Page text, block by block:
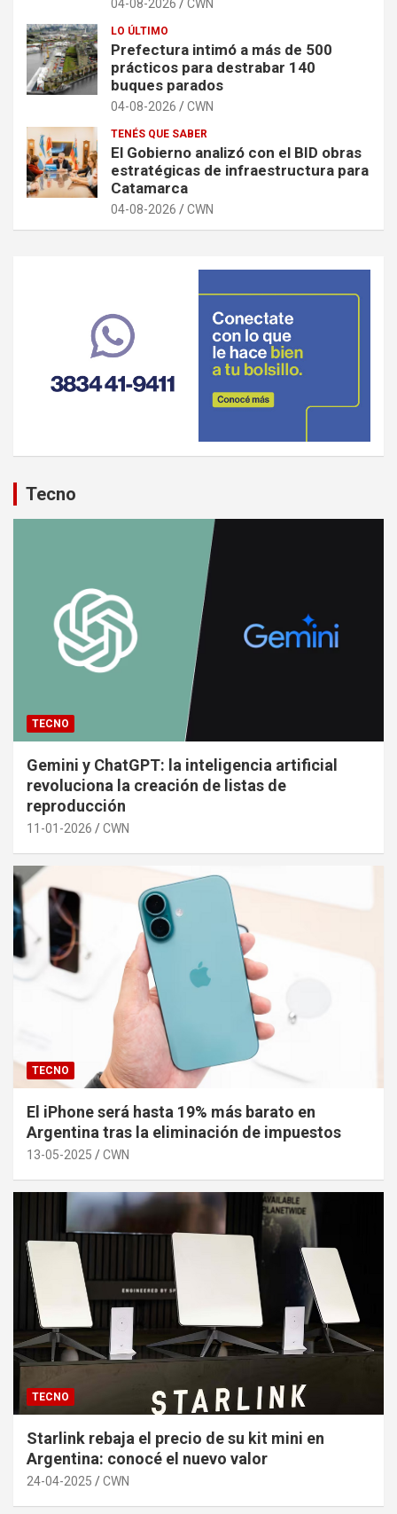
04-08-2026 CWN
LO ÚLTIMO
Prefectura intimó a más de 500
prácticos para destrabar 140
buques parados
04-08-2026 CWN
TENÉS QUE SABER
El Gobierno analizó con el BID obras
estratégicas de infraestructura para
Catamarca
04-08-2026 CWN
Tecno
TECNO
Gemini y ChatGPT: la inteligencia artificial
revoluciona la creación de listas de
reproducción
11-01-2026 CWN
TECNO
El iPhone será hasta 19% más barato en
Argentina tras la eliminación de impuestos
13-05-2025 CWN
TECNO
Starlink rebaja el precio de su kit mini en
Argentina: conocé el nuevo valor
24-04-2025 CWN